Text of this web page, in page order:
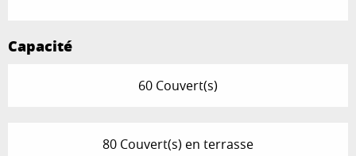
Capacité
60 Couvert(s)
80 Couvert(s) en terrasse